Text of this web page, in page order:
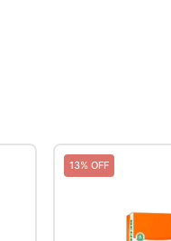
13% OFF